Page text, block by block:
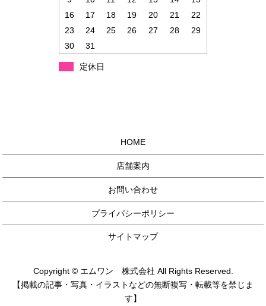
16
17 18 19 20 21
22
23
24 25 26 27 28
29
30
31
定休日
HOME
店舗案内
お問い合わせ
プライバシーポリシー
サイトマップ
Copyright © エムワン 株式会社 All Rights Reserved.
【掲載の記事・写真・イラストなどの無断複写・転載等を禁じま
す】